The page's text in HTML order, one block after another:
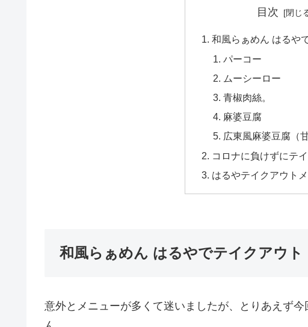
目次
和風らぁめん はるや
パーコー
ムーシーロー
青椒肉絲。
麻婆豆腐
広東風麻婆豆腐（甘
コロナに負けずにテ
はるやテイクアウト
和風らぁめん はるやでテイクアウト
意外とメニューが多くて迷いましたが、とりあえず